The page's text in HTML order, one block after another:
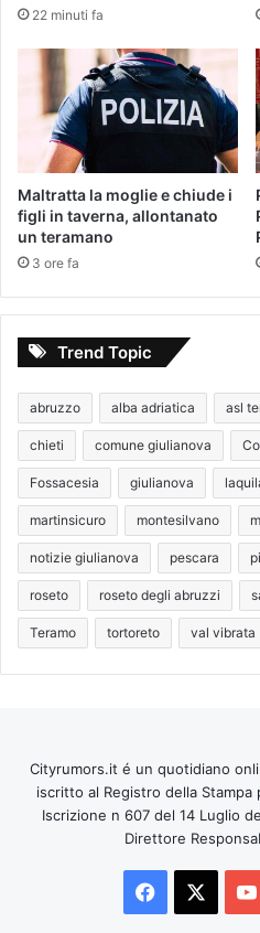
22 minuti fa
Maltratta la moglie e chiude i
figli in taverna, allontanato
un teramano
3 ore fa
Trend Topic
abruzzo alba adriatica asl
chieti comune giulianova
Fossacesia giulianova
martinsicuro montesilvano
notizie giulianova pescara
roseto roseto degli abruzzi
Teramo tortoreto val vibrata
Cityrumors.it é un quotidiano
iscritto al Registro della Stampa
Iscrizione n 607 del 14 Luglio
Direttore
Facebook